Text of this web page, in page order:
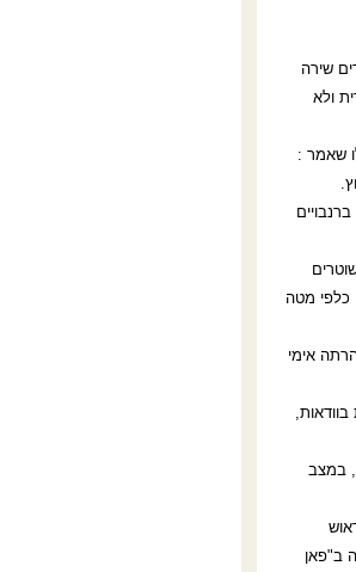
שירה
ולא
שאמר :
כלפי מטה
אימי
במצב
ב"פאן